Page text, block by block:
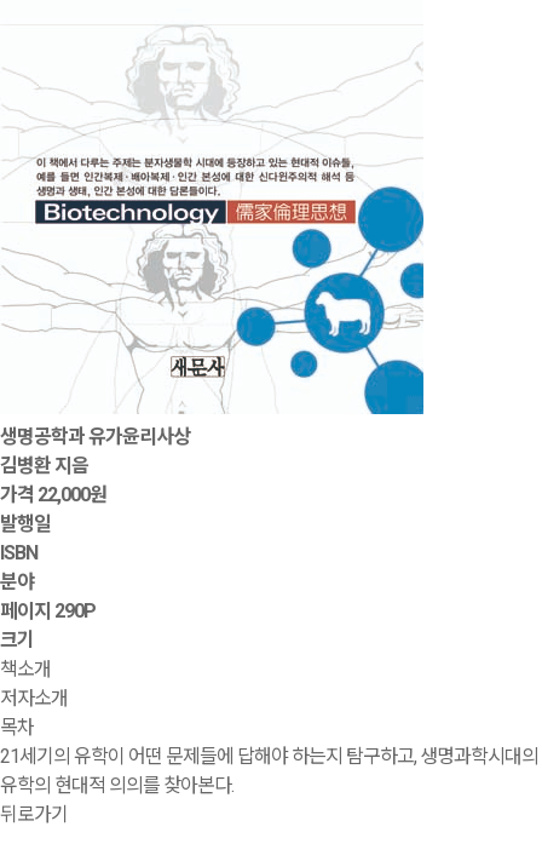
생명공학과 유가윤리사상
김병환 지음
가격 22,000원
발행일
ISBN
분야
페이지 290P
크기
책소개
저자소개
목차
21세기의 유학이 어떤 문제들에 답해야 하는지 탐구하고, 생명과학시대의
유학의 현대적 의의를 찾아본다.
뒤로가기